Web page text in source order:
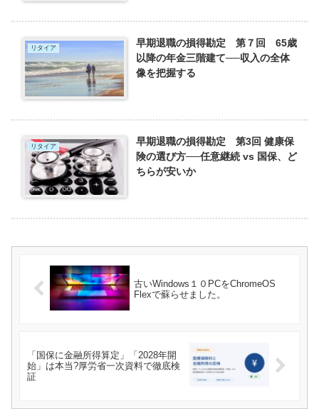
リタイア
早期退職の損得勘定 第７回 65歳
以降の年金三階建て──収入の全体
像を把握する
リタイア
早期退職の損得勘定 第3回 健康保
険の選び方──任意継続 vs 国保、ど
ちらが安いか
古いWindows１０PCをChromeOS
Flexで蘇らせました。
「国保に金融所得算定」「2028年開
始」は本当?厚労省一次資料で徹底検
証